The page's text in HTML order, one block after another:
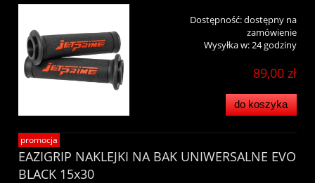
Dostępność:dostępny na
zamówienie
Wysyłka w:24 godziny
89,00 zł
do koszyka
EAZIGRIP NAKLEJKI NA BAK UNIWERSALNE EVO
BLACK 15x30
promocja